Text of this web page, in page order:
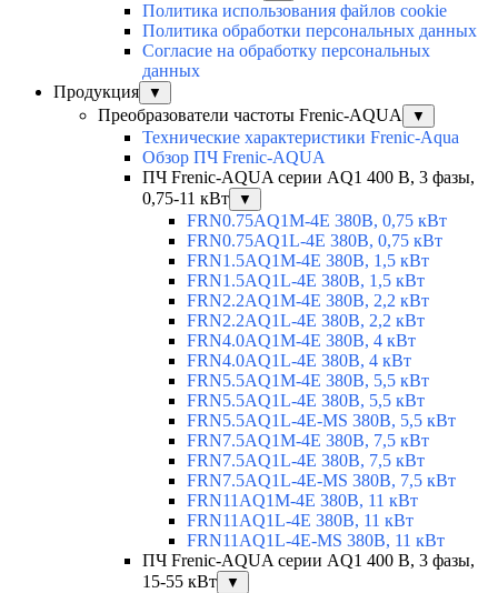
Политика использования файлов cookie
Политика обработки персональных данных
Согласие на обработку персональных
данных
Продукция
▼
Преобразователи частоты Frenic-AQUA ▼
Технические характеристики Frenic-Aqua
Обзор ПЧ Frenic-AQUA
ПЧ Frenic-AQUA серии AQ1 400 В, 3 фазы,
0,75-11 кВт
▼
FRN0.75AQ1M-4E 380В, 0,75 кВт
FRN0.75AQ1L-4E 380В, 0,75 кВт
FRN1.5AQ1M-4E 380В, 1,5 кВт
FRN1.5AQ1L-4E 380В, 1,5 кВт
FRN2.2AQ1M-4E 380В, 2,2 кВт
FRN2.2AQ1L-4E 380В, 2,2 кВт
FRN4.0AQ1M-4E 380В, 4 кВт
FRN4.0AQ1L-4E 380В, 4 кВт
FRN5.5AQ1M-4E 380В, 5,5 кВт
FRN5.5AQ1L-4E 380В, 5,5 кВт
FRN5.5AQ1L-4E-MS 380В, 5,5 кВт
FRN7.5AQ1M-4E 380В, 7,5 кВт
FRN7.5AQ1L-4E 380В, 7,5 кВт
FRN7.5AQ1L-4E-MS 380В, 7,5 кВт
FRN11AQ1M-4E 380В, 11 кВт
FRN11AQ1L-4E 380В, 11 кВт
FRN11AQ1L-4E-MS 380В, 11 кВт
ПЧ Frenic-AQUA серии AQ1 400 В, 3 фазы,
15-55 кВт
▼